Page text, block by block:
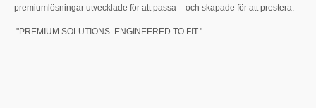
premiumlösningar utvecklade för att passa – och skapade för att prestera.
"PREMIUM SOLUTIONS. ENGINEERED TO FIT."